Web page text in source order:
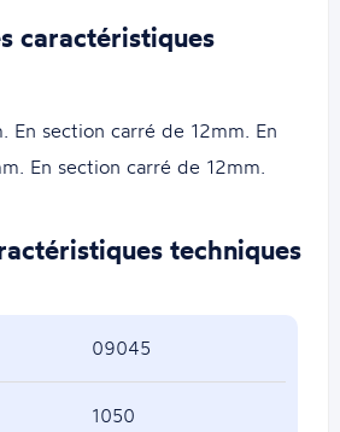
caractéristiques
En section carré de 12mm. En
En section carré de 12mm.
techniques
09045
1050